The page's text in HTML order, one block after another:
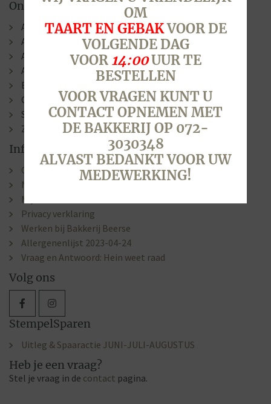
Onze winkels
Alkmaar (Berenkoog)
Alkmaar (Stationsweg)
Alkmaar (Laat )
Alkmaar (N.G. Piersonstraat)
Bergen
Oudorp
Sint Pancras
Zuid-Scharwoude
Informatie
Contact & Openingstijden
Nieuws
Mijn account
Privacy verklaring
Werken bij Bakkerij Beerse
Allergenenlijst 2023-04-24
Vraag en Antwoord: Hein weet raad
Volg ons
StempelSparen
Uitleg & Spaaractie JUNI-JULI-AUGUSTUS
Heb je een vraag?
Stel je vraag in de contact pagina.
OM
TAART EN GEBAKVOOR DE
VOLGENDE DAG
VOOR 14:00UUR TE
BESTELLEN
VOOR VRAGEN KUNT U
CONTACT OPNEMEN MET
DE BAKKERIJ OP 072-
3030348
ALVAST BEDANKT VOOR UW
MEDEWERKING!